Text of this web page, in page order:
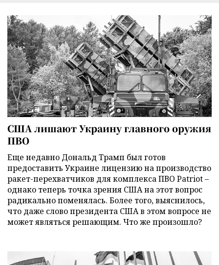
США лишают Украину главного оружия
ПВО
Еще недавно Дональд Трамп был готов
предоставить Украине лицензию на производство
ракет-перехватчиков для комплекса ПВО Patriot –
однако теперь точка зрения США на этот вопрос
радикально поменялась. Более того, выяснилось,
что даже слово президента США в этом вопросе не
может являться решающим. Что же произошло?